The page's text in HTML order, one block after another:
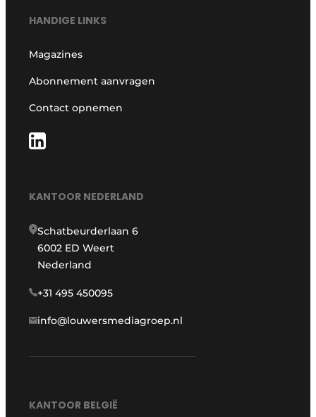
HANDIGE LINKS
Magazines
Abonnement aanvragen
Contact opnemen
KANTOOR NEDERLAND
Schatbeurderlaan 6
6002 ED Weert
Nederland
+31 495 450095
info@louwersmediagroep.nl
KANTOOR BELGIË